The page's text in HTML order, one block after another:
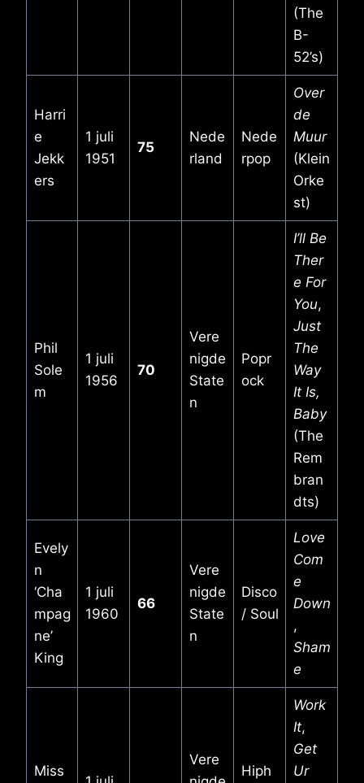
(The
B-
52’s)
Harri
e
Jekk
ers
1 juli
1951
75
Nede
rland
Nede
rpop
Over
de
Muur
(Klein
Orke
st)
Phil
Sole
m
1 juli
1956
70
Vere
nigde
State
n
Popr
ock
I’ll Be
Ther
e For
You,
Just
The
Way
It Is,
Baby
(The
Rem
bran
dts)
Evely
n
‘Cha
mpag
ne’
King
1 juli
1960
66
Vere
nigde
State
n
Disco
/ Soul
Love
Com
e
Down
,
Sham
e
Miss
Vere
Hiph
Work
It,
Get
Ur